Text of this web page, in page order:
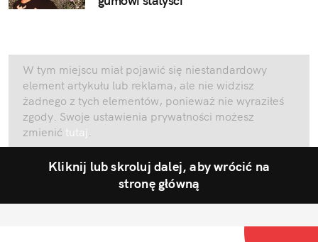
W tym miejscu miał pojawić się niestandardowy
element artykułu lub reklama, ale nie widzisz
żadnego z tych elementów, ponieważ nie wyraziłeś
zgody. Swoje ustawienia prywatności możesz
zmienić tutaj .
Kliknij lub skroluj dalej, aby wrócić na
stronę główną